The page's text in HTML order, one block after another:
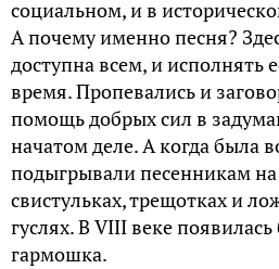
социальном, и в
А почему именно песня?
доступна всем, и исполнять
время. Пропевались и
помощь добрых сил в
начатом деле. А когда была
подыгрывали песенникам
свистульках, трещотках и
гуслях. В VIII веке
гармошка.